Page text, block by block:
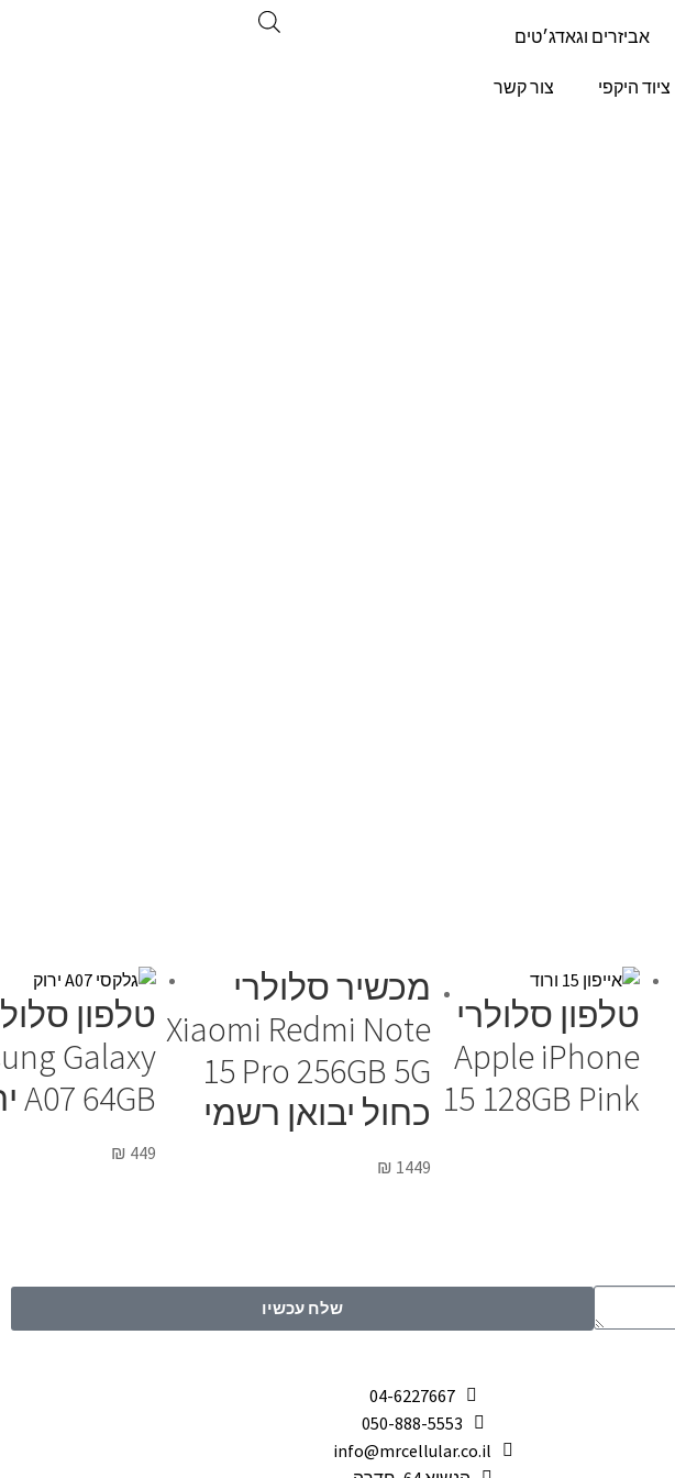
אביזרים וגאדג׳טים
ציוד היקפי צור קשר
טלפון סלולרי
Apple iPhone
15 128GB Pink
מכשיר סלולרי
Xiaomi Redmi Note
15 Pro 256GB 5G
כחול יבואן רשמי
₪ 1449
טלפון
Galaxy
A07 64GB ירוק
₪ 449
שלח עכשיו
04-6227667
050-888-5553
info@mrcellular.co.il